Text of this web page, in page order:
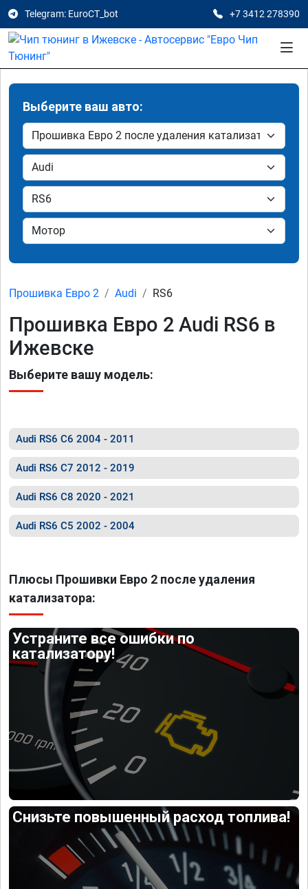
Telegram: EuroCT_bot +7 3412 278390
Выберите ваш авто:
Прошивка Евро 2 Audi RS6
Прошивка Евро 2 Audi RS6 в
Ижевске
Выберите вашу модель:
Audi RS6 C6 2004 - 2011
Audi RS6 C7 2012 - 2019
Audi RS6 C8 2020 - 2021
Audi RS6 C5 2002 - 2004
Плюсы Прошивки Евро 2 после удаления
катализатора:
Устраните все ошибки по
катализатору!
Снизьте повышенный расход топлива!